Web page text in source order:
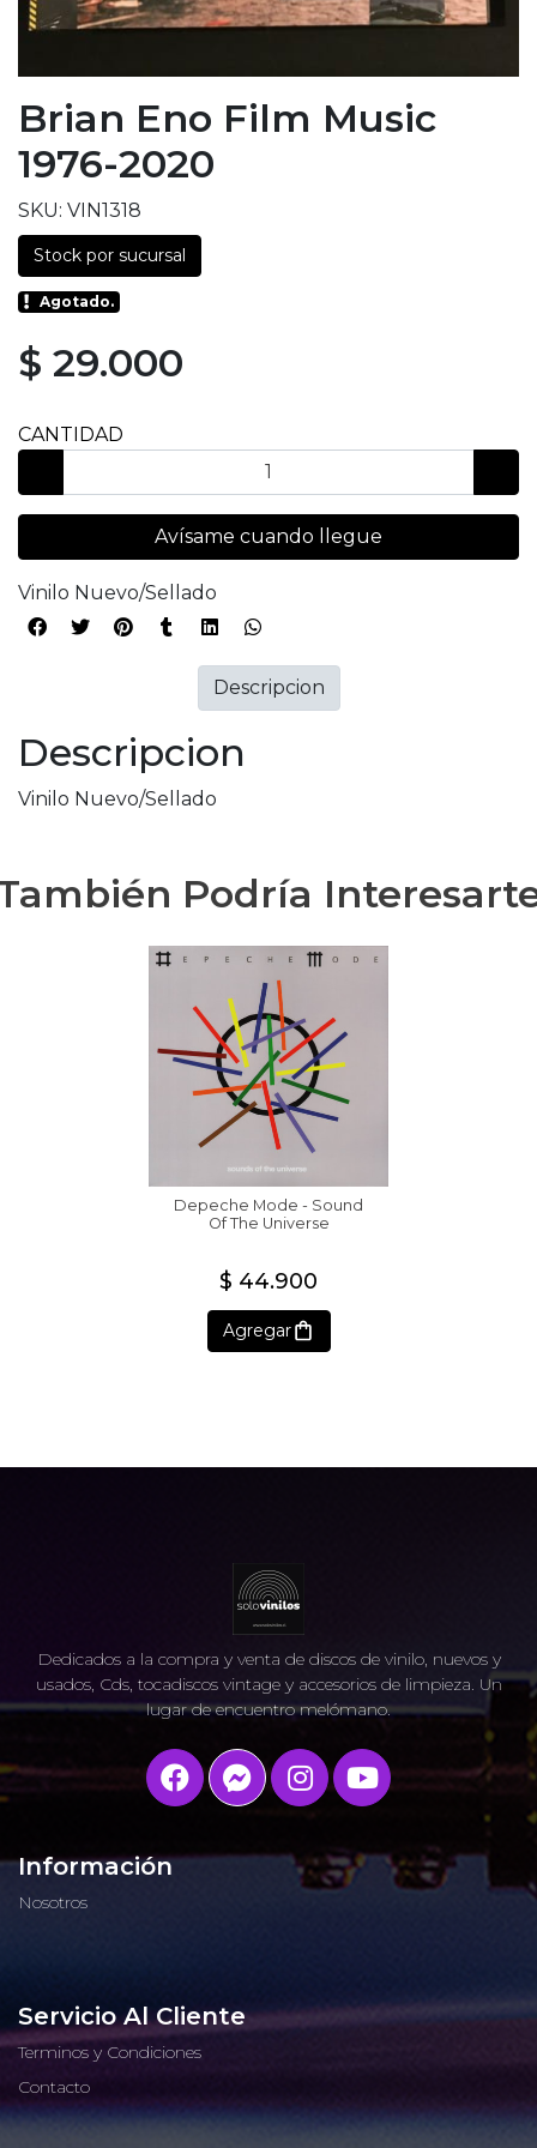
Brian Eno Film Music
1976-2020
SKU: VIN1318
Stock por sucursal
Agotado.
$ 29.000
CANTIDAD
Avísame cuando llegue
Vinilo Nuevo/Sellado
Descripcion
Vinilo Nuevo/Sellado
Descripcion
Podría
Depeche Mode - Sound
Of The Universe
$ 44.900
Agregar
Dedicados a la compra y venta de discos de vinilo, nuevos y
usados, Cds, tocadiscos vintage y accesorios de limpieza. Un
lugar de encuentro melómano.
Información
Nosotros
Servicio Al Cliente
Terminos y Condiciones
Contacto